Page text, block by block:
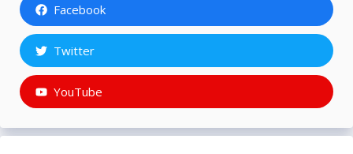
Facebook
Twitter
YouTube